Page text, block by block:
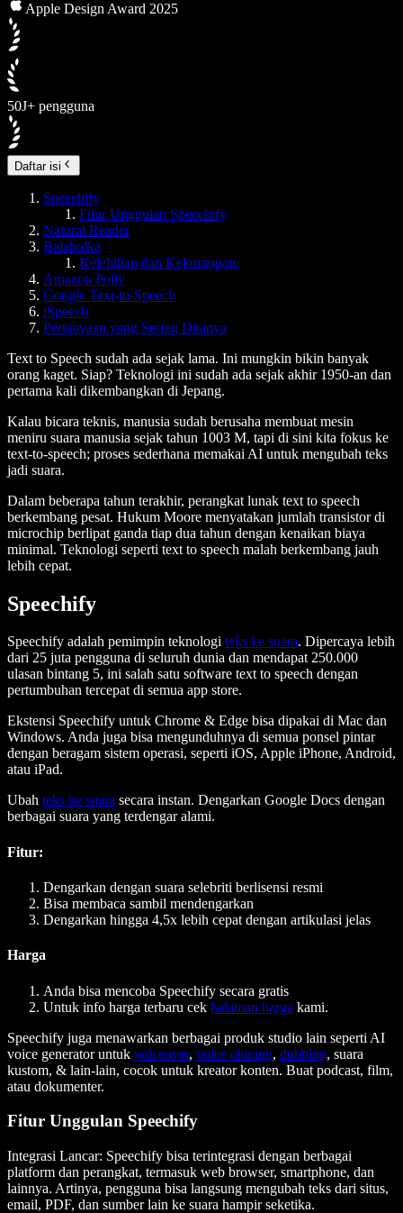
Apple Design Award 2025
50J+ pengguna
Daftar isi
Speechify
Fitur Unggulan Speechify
Natural Reader
Balabolka
Kelebihan dan Kekurangan:
Amazon Polly
Google Text-to-Speech
iSpeech
Pertanyaan yang Sering Ditanya
Text to Speech sudah ada sejak lama. Ini mungkin bikin banyak
orang kaget. Siap? Teknologi ini sudah ada sejak akhir 1950-an dan
pertama kali dikembangkan di Jepang.
Kalau bicara teknis, manusia sudah berusaha membuat mesin
meniru suara manusia sejak tahun 1003 M, tapi di sini kita fokus ke
text-to-speech; proses sederhana memakai AI untuk mengubah teks
jadi suara.
Dalam beberapa tahun terakhir, perangkat lunak text to speech
berkembang pesat. Hukum Moore menyatakan jumlah transistor di
microchip berlipat ganda tiap dua tahun dengan kenaikan biaya
minimal. Teknologi seperti text to speech malah berkembang jauh
lebih cepat.
Speechify
Speechify adalah pemimpin teknologi teks ke suara. Dipercaya lebih
dari 25 juta pengguna di seluruh dunia dan mendapat 250.000
ulasan bintang 5, ini salah satu software text to speech dengan
pertumbuhan tercepat di semua app store.
Ekstensi Speechify untuk Chrome & Edge bisa dipakai di Mac dan
Windows. Anda juga bisa mengunduhnya di semua ponsel pintar
dengan beragam sistem operasi, seperti iOS, Apple iPhone, Android,
atau iPad.
Ubah teks ke suara secara instan. Dengarkan Google Docs dengan
berbagai suara yang terdengar alami.
Fitur:
Dengarkan dengan suara selebriti berlisensi resmi
Bisa membaca sambil mendengarkan
Dengarkan hingga 4,5x lebih cepat dengan artikulasi jelas
Harga
Anda bisa mencoba Speechify secara gratis
Untuk info harga terbaru cek halaman harga kami.
Speechify juga menawarkan berbagai produk studio lain seperti AI
voice generator untuk voiceover, voice cloning, dubbing, suara
kustom, & lain-lain, cocok untuk kreator konten. Buat podcast, film,
atau dokumenter.
Fitur Unggulan Speechify
Integrasi Lancar: Speechify bisa terintegrasi dengan berbagai
platform dan perangkat, termasuk web browser, smartphone, dan
lainnya. Artinya, pengguna bisa langsung mengubah teks dari situs,
email, PDF, dan sumber lain ke suara hampir seketika.